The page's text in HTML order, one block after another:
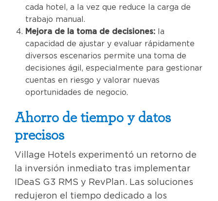
cada hotel, a la vez que reduce la carga de
trabajo manual.
Mejora de la toma de decisiones: la
capacidad de ajustar y evaluar rápidamente
diversos escenarios permite una toma de
decisiones ágil, especialmente para gestionar
cuentas en riesgo y valorar nuevas
oportunidades de negocio.
Ahorro de tiempo y datos
precisos
Village Hotels experimentó un retorno de
la inversión inmediato tras implementar
IDeaS G3 RMS y RevPlan. Las soluciones
redujeron el tiempo dedicado a los